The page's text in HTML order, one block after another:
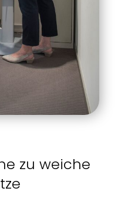
zu weiche